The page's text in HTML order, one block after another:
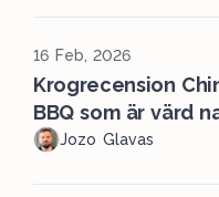
16 Feb, 2026
Krogrecension
BBQ som är värd
Jozo Glavas